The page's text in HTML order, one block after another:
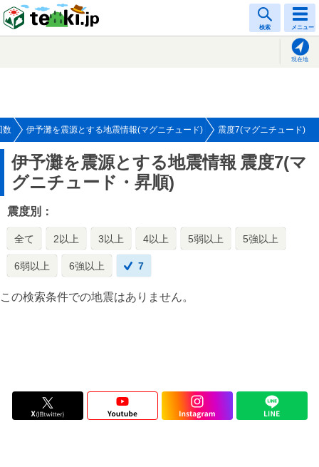
検索 メニュー
現在地
数 伊予灘を震源とする地震情報(マグニチュード) 震度7(マグニチュード)
伊予灘を震源とする地震情報 震度7(マ
グニチュード・昇順)
震度別：
全て 2以上 3以上 4以上 5弱以上 5強以上
6弱以上 6強以上 7
この検索条件での地震はありません。